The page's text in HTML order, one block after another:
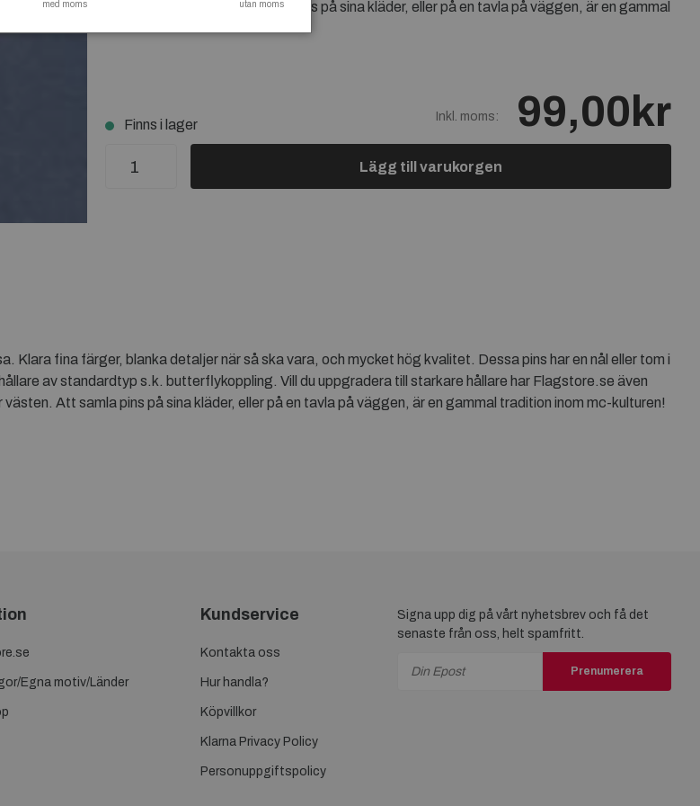
jackan eller västen. Att samla pins på sina kläder, eller på en tavla på väggen, är en gammal
Finns i lager
Inkl. moms: 99,00kr
Lägg till varukorgen
Klara fina färger, blanka detaljer när så ska vara, och mycket hög kvalitet. Dessa pins har en nål eller tom i
av standardtyp s.k. butterflykoppling. Vill du uppgradera till starkare hållare har Flagstore.se även
Att samla pins på sina kläder, eller på en tavla på väggen, är en gammal tradition inom mc-kulturen!
Egna motiv/Länder
Kundservice
Kontakta oss
Hur handla?
Köpvillkor
Klarna Privacy Policy
Personuppgiftspolicy
Signa upp dig på vårt nyhetsbrev och få det
senaste från oss, helt spamfritt.
Prenumerera
med moms utan moms